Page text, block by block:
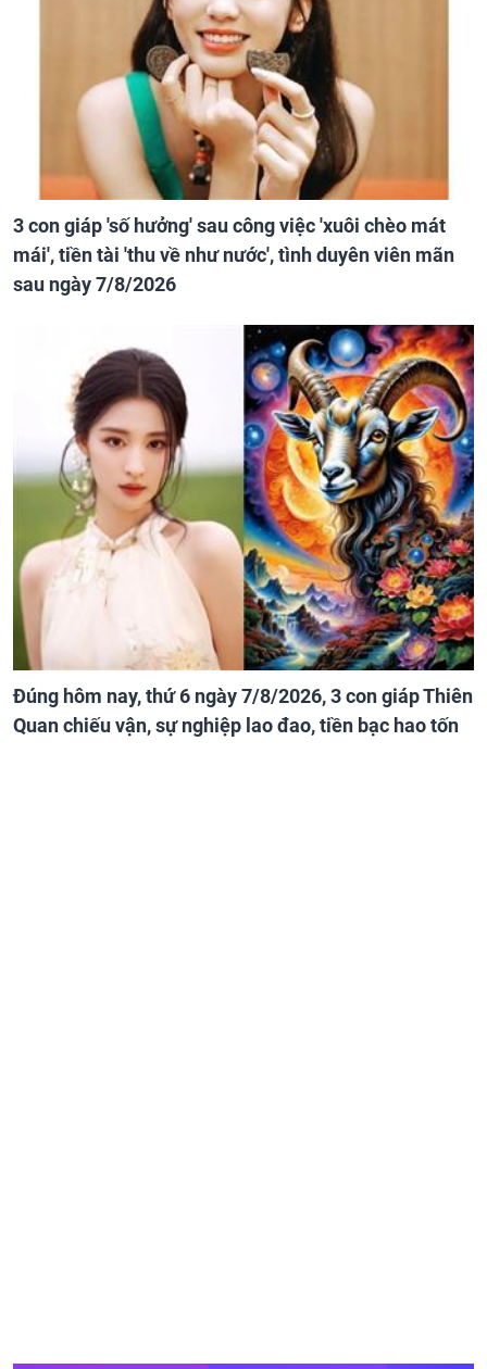
3 con giáp 'số hưởng' sau công việc 'xuôi chèo mát
mái', tiền tài 'thu về như nước', tình duyên viên mãn
sau ngày 7/8/2026
Đúng hôm nay, thứ 6 ngày 7/8/2026, 3 con giáp Thiên
Quan chiếu vận, sự nghiệp lao đao, tiền bạc hao tốn